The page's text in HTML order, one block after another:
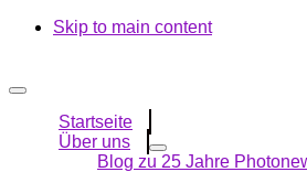
Skip to main content
Startseite
Über uns
Blog zu 25 Jahre